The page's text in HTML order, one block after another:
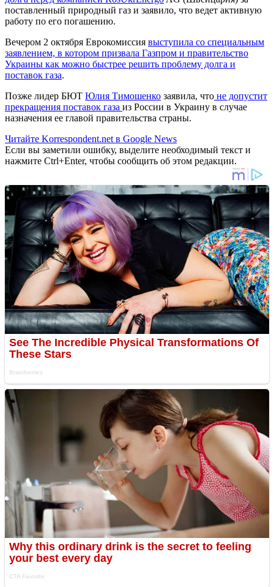
поставленный природный газ и заявило, что ведет активную
работу по его погашению.
Вечером 2 октября Еврокомиссия выступила со специальным
заявлением, в котором призвала Газпром и правительство
Украины как можно быстрее решить проблему долга и
поставок газа.
Позже лидер БЮТ Юлия Тимошенко заявила, что не допустит
прекращения поставок газа из России в Украину в случае
назначения ее главой правительства страны.
Читайте Korrespondent.net в Google News
Если вы заметили ошибку, выделите необходимый текст и
нажмите Ctrl+Enter, чтобы сообщить об этом редакции.